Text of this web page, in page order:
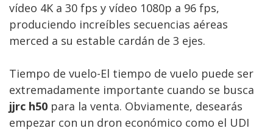
vídeo 4K a 30 fps y vídeo 1080p a 96 fps,
produciendo increíbles secuencias aéreas
merced a su estable cardán de 3 ejes.
Tiempo de vuelo-El tiempo de vuelo puede ser
extremadamente importante cuando se busca
jjrc h50 para la venta. Obviamente, desearás
empezar con un dron económico como el UDI